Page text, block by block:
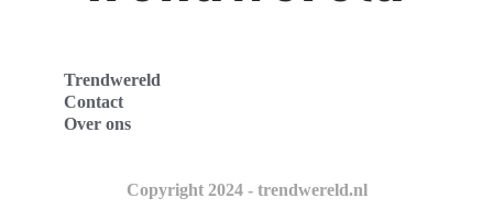
Trendwereld
Contact
Over ons
Copyright 2024 - trendwereld.nl